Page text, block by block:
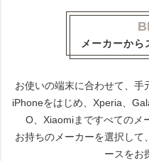
メーカーから
お使いの端末に合わせて、手
iPhoneをはじめ、Xperia、
O、Xiaomiまですべてのメ
お持ちのメーカーを選択して
ースをお